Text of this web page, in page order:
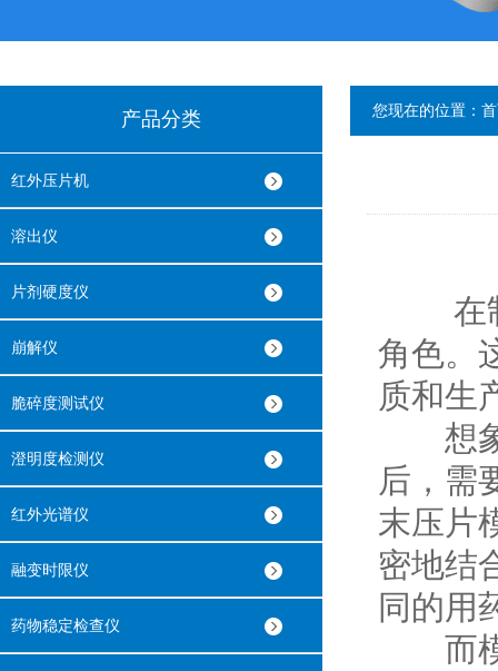
产品分类
红外压片机
溶出仪
片剂硬度仪
崩解仪
脆碎度测试仪
澄明度检测仪
红外光谱仪
融变时限仪
药物稳定检查仪
您现在的位置：
在制
角色。
质和生
想象
后，需
末压片
密地结
同的用
而模